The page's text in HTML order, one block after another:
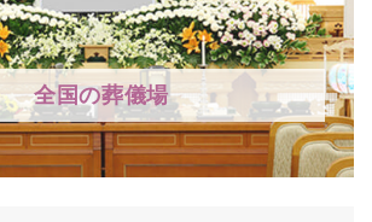
全国の葬儀場